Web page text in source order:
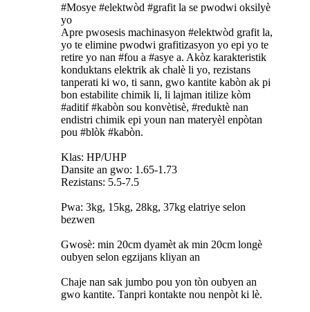
#Mosye #elektwòd #grafit la se pwodwi oksilyè
yo
Apre pwosesis machinasyon #elektwòd grafit la,
yo te elimine pwodwi grafitizasyon yo epi yo te
retire yo nan #fou a #asye a. Akòz karakteristik
konduktans elektrik ak chalè li yo, rezistans
tanperati ki wo, ti sann, gwo kantite kabòn ak pi
bon estabilite chimik li, li lajman itilize kòm
#aditif #kabòn sou konvètisè, #reduktè nan
endistri chimik epi youn nan materyèl enpòtan
pou #blòk #kabòn.
Klas: HP/UHP
Dansite an gwo: 1.65-1.73
Rezistans: 5.5-7.5
Pwa: 3kg, 15kg, 28kg, 37kg elatriye selon
bezwen
Gwosè: min 20cm dyamèt ak min 20cm longè
oubyen selon egzijans kliyan an
Chaje nan sak jumbo pou yon tòn oubyen an
gwo kantite. Tanpri kontakte nou nenpòt ki lè.